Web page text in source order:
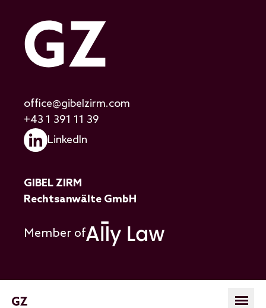
office@gibelzirm.com
+43 1 391 11 39
LinkedIn
Member of
GIBEL ZIRM
Rechtsanwälte GmbH